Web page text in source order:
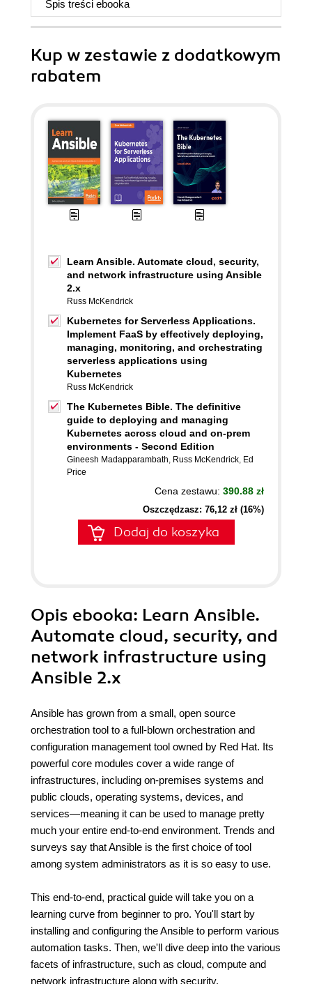
Spis treści ebooka
Kup w zestawie z dodatkowym
rabatem
Learn Ansible. Automate cloud, security,
and network infrastructure using Ansible
2.x
Russ McKendrick
Kubernetes for Serverless Applications.
Implement FaaS by effectively deploying,
managing, monitoring, and orchestrating
serverless applications using
Kubernetes
Russ McKendrick
The Kubernetes Bible. The definitive
guide to deploying and managing
Kubernetes across cloud and on-prem
environments - Second Edition
Gineesh Madapparambath, Russ McKendrick, Ed
Price
Cena zestawu: 390.88 zł
Oszczędzasz: 76,12 zł (16%)
Dodaj do koszyka
Opis ebooka: Learn Ansible.
Automate cloud, security, and
network infrastructure using
Ansible 2.x
Ansible has grown from a small, open source
orchestration tool to a full-blown orchestration and
configuration management tool owned by Red Hat. Its
powerful core modules cover a wide range of
infrastructures, including on-premises systems and
public clouds, operating systems, devices, and
services—meaning it can be used to manage pretty
much your entire end-to-end environment. Trends and
surveys say that Ansible is the first choice of tool
among system administrators as it is so easy to use.
This end-to-end, practical guide will take you on a
learning curve from beginner to pro. You'll start by
installing and configuring the Ansible to perform various
automation tasks. Then, we'll dive deep into the various
facets of infrastructure, such as cloud, compute and
network infrastructure along with security.